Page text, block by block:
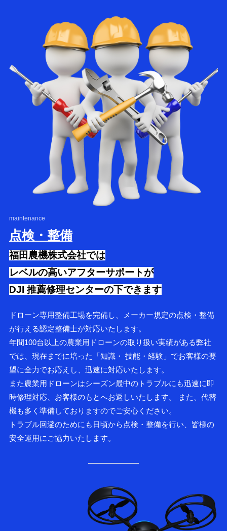
maintenance
点検・整備
福田農機株式会社では
レベルの高いアフターサポートが
DJI 推薦修理センターの下できます
ドローン専用整備工場を完備し、メーカー規定の点検・整備
が行える認定整備士が対応いたします。
年間100台以上の農業用ドローンの取り扱い実績がある弊社
では、現在までに培った「知識・ 技能・経験」でお客様の要
望に全力でお応えし、迅速に対応いたします。
また農業用ドローンはシーズン最中のトラブルにも迅速に即
時修理対応、お客様のもとへお返しいたします。 また、代替
機も多く準備しておりますのでご安心ください。
トラブル回避のためにも日頃から点検・整備を行い、皆様の
安全運用にご協力いたします。